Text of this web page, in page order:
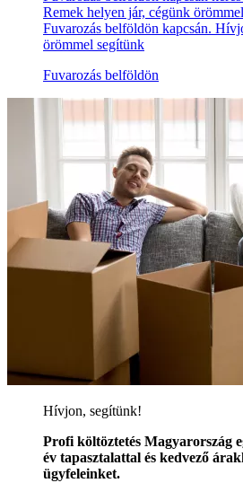
Remek helyen jár, cégünk
Fuvarozás belföldön kapcsán.
örömmel segítünk
Fuvarozás belföldön
Hívjon, segítünk!
Profi költöztetés Magyarország
év tapasztalattal és kedvező
ügyfeleinket.